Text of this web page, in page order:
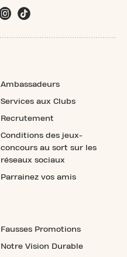
Ambassadeurs
Services aux Clubs
Recrutement
Conditions des jeux-
concours au sort sur les
réseaux sociaux
Parrainez vos amis
Fausses Promotions
Notre Vision Durable